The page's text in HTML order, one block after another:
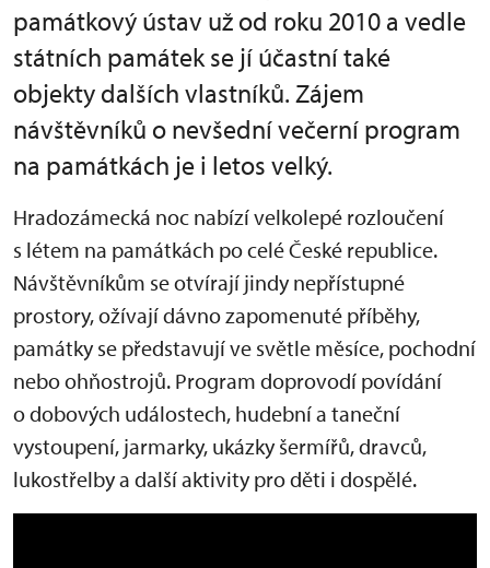
památkový ústav už od roku 2010 a vedle
státních památek se jí účastní také
objekty dalších vlastníků. Zájem
návštěvníků o nevšední večerní program
na památkách je i letos velký.
Hradozámecká noc nabízí velkolepé rozloučení
s létem na památkách po celé České republice.
Návštěvníkům se otvírají jindy nepřístupné
prostory, ožívají dávno zapomenuté příběhy,
památky se představují ve světle měsíce, pochodní
nebo ohňostrojů. Program doprovodí povídání
o dobových událostech, hudební a taneční
vystoupení, jarmarky, ukázky šermířů, dravců,
lukostřelby a další aktivity pro děti i dospělé.